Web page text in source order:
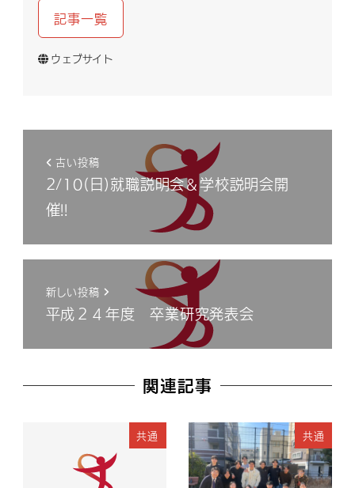
記事一覧
ウェブサイト
古い投稿
2/10(日)就職説明会＆学校説明会開
催!!
新しい投稿
平成２４年度 卒業研究発表会
関連記事
共通 共通